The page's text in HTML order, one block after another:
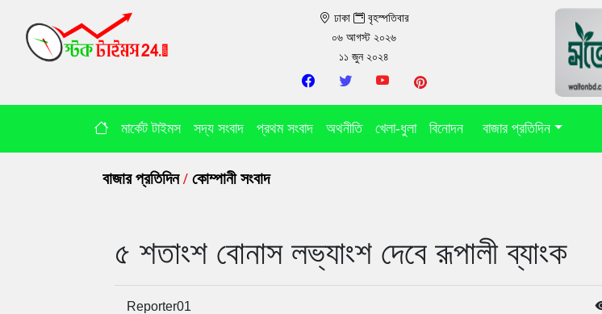
ঢাকা
বৃহস্পতিবার
০৬ আগস্ট ২০২৬
১১ জুন ২০২৪
মার্কেট টাইমস সদ্য সংবাদ প্রথম সংবাদ অথনীতি খেলা-ধুলা বিনোদন বাজার প্রতিদিন
বাজার প্রতিদিন/ কোম্পানী সংবাদ
৫ শতাংশ বোনাস লভ্যাংশ দেবে রূপালী ব্যাংক
Reporter01